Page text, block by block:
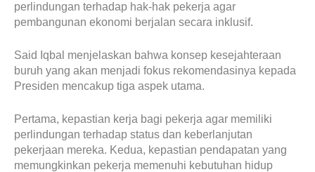
perlindungan terhadap hak-hak pekerja agar
pembangunan ekonomi berjalan secara inklusif.
Said Iqbal menjelaskan bahwa konsep kesejahteraan
buruh yang akan menjadi fokus rekomendasinya kepada
Presiden mencakup tiga aspek utama.
Pertama, kepastian kerja bagi pekerja agar memiliki
perlindungan terhadap status dan keberlanjutan
pekerjaan mereka. Kedua, kepastian pendapatan yang
memungkinkan pekerja memenuhi kebutuhan hidup